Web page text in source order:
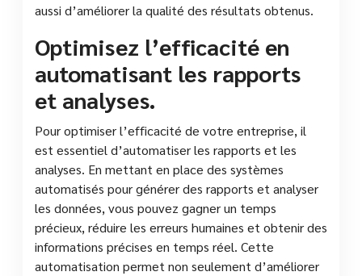
aussi d’améliorer la qualité des résultats obtenus.
Optimisez l’efficacité en
automatisant les rapports
et analyses.
Pour optimiser l’efficacité de votre entreprise, il
est essentiel d’automatiser les rapports et les
analyses. En mettant en place des systèmes
automatisés pour générer des rapports et analyser
les données, vous pouvez gagner un temps
précieux, réduire les erreurs humaines et obtenir des
informations précises en temps réel. Cette
automatisation permet non seulement d’améliorer